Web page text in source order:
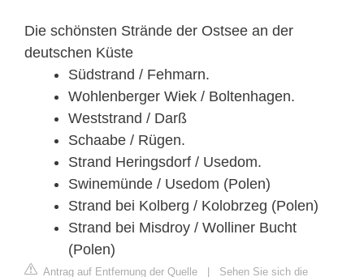
Die schönsten Strände der Ostsee an der
deutschen Küste
Südstrand / Fehmarn.
Wohlenberger Wiek / Boltenhagen.
Weststrand / Darß
Schaabe / Rügen.
Strand Heringsdorf / Usedom.
Swinemünde / Usedom (Polen)
Strand bei Kolberg / Kolobrzeg (Polen)
Strand bei Misdroy / Wolliner Bucht
(Polen)
Antrag auf Entfernung der Quelle | Sehen Sie sich die